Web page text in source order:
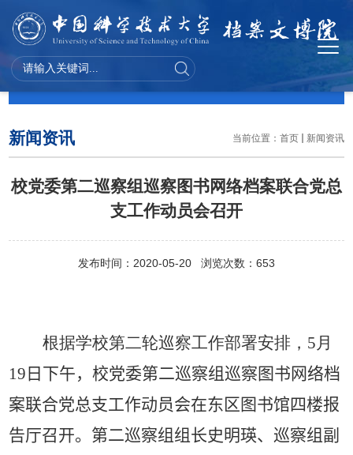
新闻资讯
新闻资讯 当前位置： 首页 新闻资讯
校党委第二巡察组巡察图书网络档案联合党总
支工作动员会召开
发布时间：2020-05-20 浏览次数： 653
根据学校第二轮巡察工作部署安排， 5 月
19 日下午，校党委第二巡察组巡察图书网络档
案联合党总支工作动员会在东区图书馆四楼报
告厅召开。第二巡察组组长史明瑛、巡察组副